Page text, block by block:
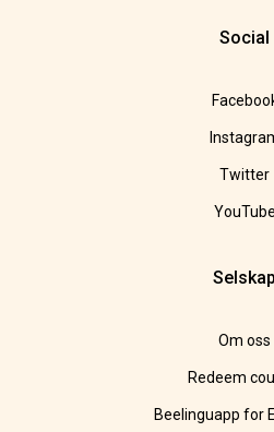
Social
Twitter
YouTube
Selskap
Om oss
Redeem
Beelinguapp for